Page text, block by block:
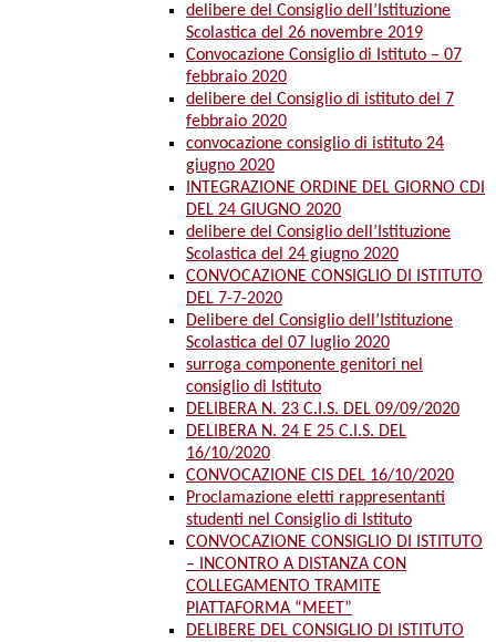
delibere del Consiglio dell’Istituzione
Scolastica del 26 novembre 2019
Convocazione Consiglio di Istituto – 07
febbraio 2020
delibere del Consiglio di istituto del 7
febbraio 2020
convocazione consiglio di istituto 24
giugno 2020
INTEGRAZIONE ORDINE DEL GIORNO CDI
DEL 24 GIUGNO 2020
delibere del Consiglio dell’Istituzione
Scolastica del 24 giugno 2020
CONVOCAZIONE CONSIGLIO DI ISTITUTO
DEL 7-7-2020
Delibere del Consiglio dell’Istituzione
Scolastica del 07 luglio 2020
surroga componente genitori nel
consiglio di Istituto
DELIBERA N. 23 C.I.S. DEL 09/09/2020
DELIBERA N. 24 E 25 C.I.S. DEL
16/10/2020
CONVOCAZIONE CIS DEL 16/10/2020
Proclamazione eletti rappresentanti
studenti nel Consiglio di Istituto
CONVOCAZIONE CONSIGLIO DI ISTITUTO
– INCONTRO A DISTANZA CON
COLLEGAMENTO TRAMITE
PIATTAFORMA “MEET”
DELIBERE DEL CONSIGLIO DI ISTITUTO